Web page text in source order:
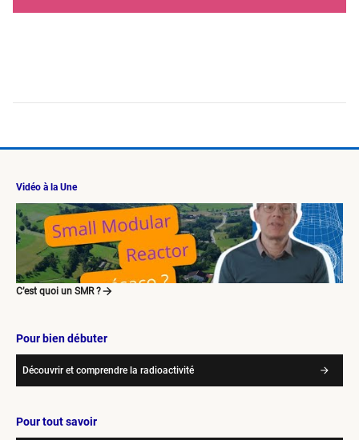
Vidéo à la Une
C’est quoi un SMR ?
Pour bien débuter
Découvrir et comprendre la radioactivité
Pour tout savoir